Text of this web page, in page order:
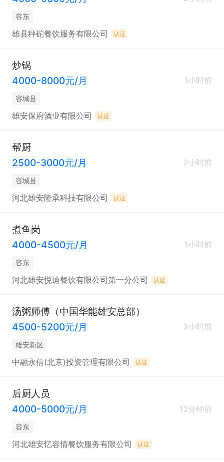
容东
雄县秤砣餐饮服务有限公司 认证
炒锅
4000-8000元/月
1小时前
容城县
雄安保府酒业有限公司 认证
帮厨
2500-3000元/月
2小时前
容城县
河北雄安隆承科技有限公司 认证
煮鱼岗
4000-4500元/月
1小时前
容东
河北雄安悦迪餐饮有限公司第一分公司 认证
汤粥师傅（中国华能雄安总部）
4500-5200元/月
3小时前
雄安新区
中融永信(北京)投资管理有限公司 认证
后厨人员
4000-5000元/月
13分钟前
容东
河北雄安忆容情餐饮服务有限公司 认证